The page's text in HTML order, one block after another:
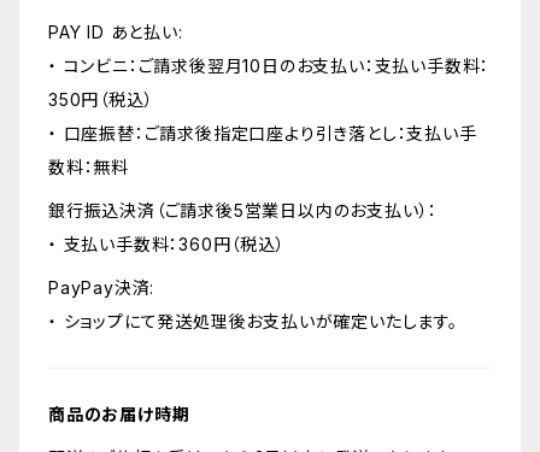
PAY ID あと払い:
・ コンビニ：ご請求後翌月10日のお支払い：支払い手数料：
350円（税込）
・ 口座振替：ご請求後指定口座より引き落とし：支払い手
数料：無料
銀行振込決済（ご請求後5営業日以内のお支払い）：
・ 支払い手数料：360円（税込）
PayPay決済:
・ ショップにて発送処理後お支払いが確定いたします。
商品のお届け時期